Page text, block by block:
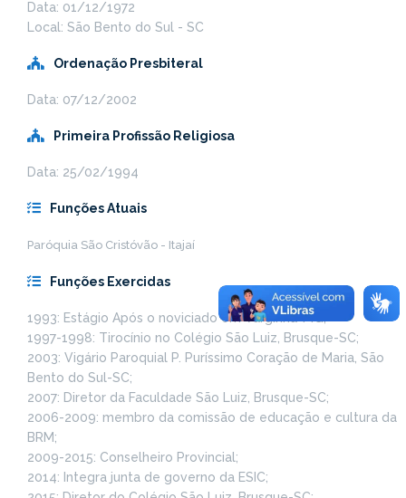
Data: 01/12/1972
Local: São Bento do Sul - SC
Ordenação Presbiteral
Data: 07/12/2002
Primeira Profissão Religiosa
Data: 25/02/1994
Funções Atuais
Paróquia São Cristóvão - Itajaí
Funções Exercidas
1993: Estágio Após o noviciado em Varginha-MG;
1997-1998: Tirocínio no Colégio São Luiz, Brusque-SC;
2003: Vigário Paroquial P. Puríssimo Coração de Maria, São
Bento do Sul-SC;
2007: Diretor da Faculdade São Luiz, Brusque-SC;
2006-2009: membro da comissão de educação e cultura da
BRM;
2009-2015: Conselheiro Provincial;
2014: Integra junta de governo da ESIC;